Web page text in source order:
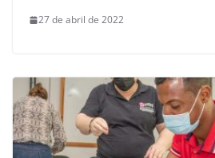
27 de abril de 2022